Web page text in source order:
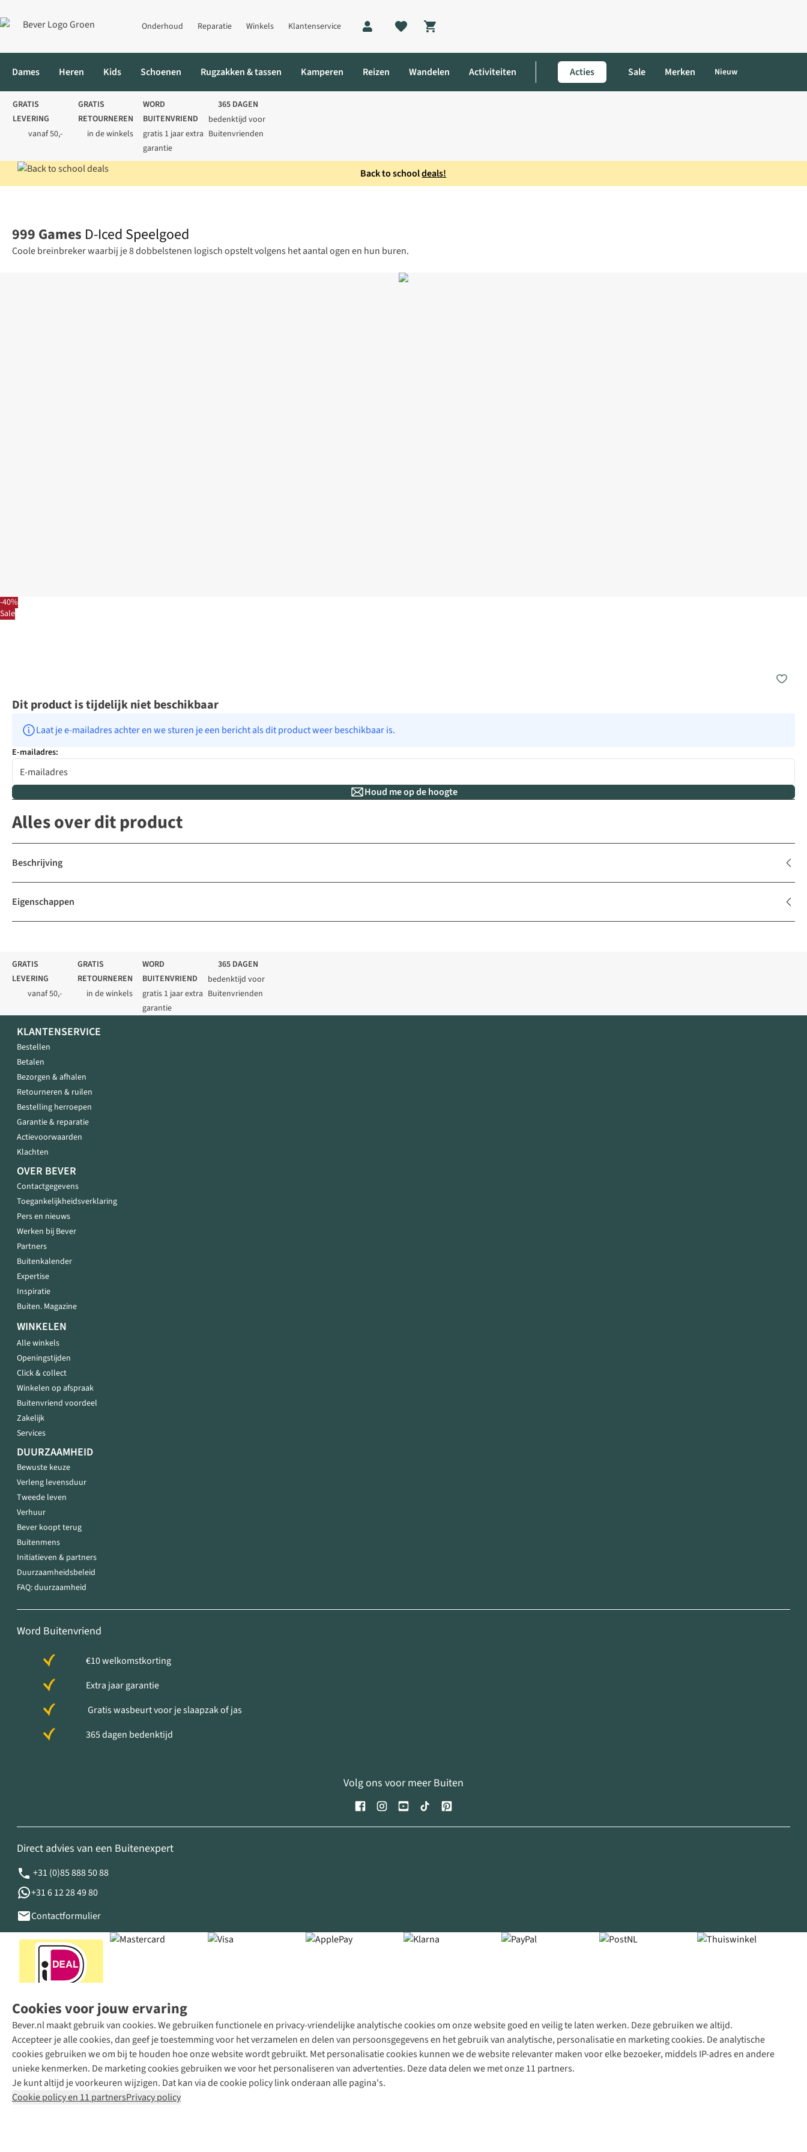
Onderhoud Reparatie Winkels Klantenservice
Shopping cart
Dames Heren Kids Schoenen Rugzakken & tassen Kamperen Reizen Wandelen Activiteiten Acties Sale Merken Nieuw
GRATIS
LEVERING
vanaf 50,-
GRATIS
RETOURNEREN
in de winkels
WORD
BUITENVRIEND
gratis 1 jaar extra
garantie
365 DAGEN
bedenktijd voor
Buitenvrienden
Back to schooldeals!
-40%
Sale
999 Games D-Iced Speelgoed
Coole breinbreker waarbij je 8 dobbelstenen logisch opstelt volgens het aantal ogen en hun buren.
Dit product is tijdelijk niet beschikbaar
Laat je e-mailadres achter en we sturen je een bericht als dit product weer beschikbaar is.
E-mailadres:
Houd me op de hoogte
Alles over dit product
Beschrijving
Eigenschappen
Cookies voor jouw ervaring
Bever.nl maakt gebruik van cookies. We gebruiken functionele en privacy-vriendelijke analytische cookies om onze website goed en veilig te laten werken. Deze gebruiken we altijd.
Accepteer je alle cookies, dan geef je toestemming voor het verzamelen en delen van persoonsgegevens en het gebruik van analytische, personalisatie en marketing cookies. De analytische
cookies gebruiken we om bij te houden hoe onze website wordt gebruikt. Met personalisatie cookies kunnen we de website relevanter maken voor elke bezoeker, middels IP-adres en andere
unieke kenmerken. De marketing cookies gebruiken we voor het personaliseren van advertenties. Deze data delen we met onze 11 partners.
Je kunt altijd je voorkeuren wijzigen. Dat kan via de cookie policy link onderaan alle pagina's.
Cookie policy en 11 partnersPrivacy policy
GRATIS
LEVERING
vanaf 50,-
GRATIS
RETOURNEREN
in de winkels
WORD
BUITENVRIEND
gratis 1 jaar extra
garantie
365 DAGEN
bedenktijd voor
Buitenvrienden
KLANTENSERVICE
Bestellen
Betalen
Bezorgen & afhalen
Retourneren & ruilen
Bestelling herroepen
Garantie & reparatie
Actievoorwaarden
Klachten
OVER BEVER
Contactgegevens
Toegankelijkheidsverklaring
Pers en nieuws
Werken bij Bever
Partners
Buitenkalender
Expertise
Inspiratie
Buiten. Magazine
WINKELEN
Alle winkels
Openingstijden
Click & collect
Winkelen op afspraak
Buitenvriend voordeel
Zakelijk
Services
DUURZAAMHEID
Bewuste keuze
Verleng levensduur
Tweede leven
Verhuur
Bever koopt terug
Buitenmens
Initiatieven & partners
Duurzaamheidsbeleid
FAQ: duurzaamheid
Word Buitenvriend
€10 welkomstkorting
Extra jaar garantie
Gratis wasbeurt voor je slaapzak of jas
365 dagen bedenktijd
Volg ons voor meer Buiten
Direct advies van een Buitenexpert
+31 (0)85 888 50 88
+31 6 12 28 49 80
Contactformulier